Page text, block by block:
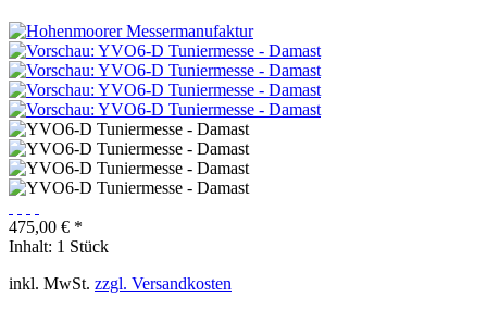
475,00 € *
Inhalt: 1 Stück
inkl. MwSt. zzgl. Versandkosten